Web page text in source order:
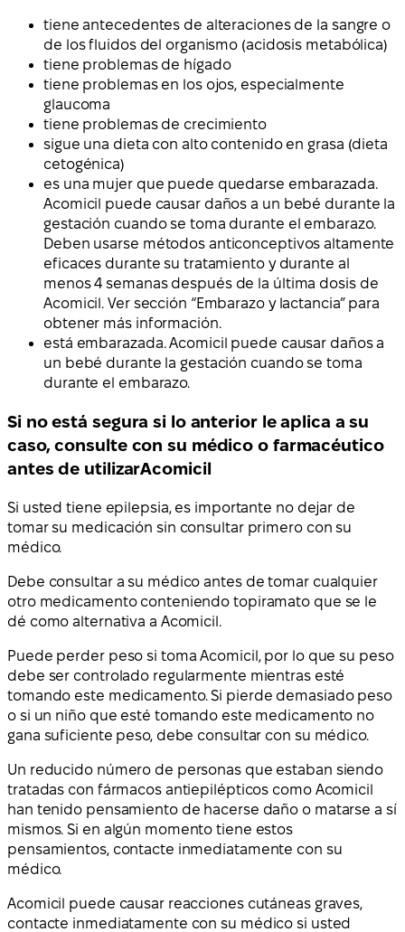
tiene antecedentes de alteraciones de la sangre o
de los fluidos del organismo (acidosis metabólica)
tiene problemas de hígado
tiene problemas en los ojos, especialmente
glaucoma
tiene problemas de crecimiento
sigue una dieta con alto contenido en grasa (dieta
cetogénica)
es una mujer que puede quedarse embarazada.
Acomicil puede causar daños a un bebé durante la
gestación cuando se toma durante el embarazo.
Deben usarse métodos anticonceptivos altamente
eficaces durante su tratamiento y durante al
menos 4 semanas después de la última dosis de
Acomicil. Ver sección “Embarazo y lactancia” para
obtener más información.
está embarazada. Acomicil puede causar daños a
un bebé durante la gestación cuando se toma
durante el embarazo.
Si no está segura si lo anterior le aplica a su
caso, consulte con su médico o farmacéutico
antes de utilizarAcomicil
Si usted tiene epilepsia, es importante no dejar de
tomar su medicación sin consultar primero con su
médico.
Debe consultar a su médico antes de tomar cualquier
otro medicamento conteniendo topiramato que se le
dé como alternativa a Acomicil.
Puede perder peso si toma Acomicil, por lo que su peso
debe ser controlado regularmente mientras esté
tomando este medicamento. Si pierde demasiado peso
o si un niño que esté tomando este medicamento no
gana suficiente peso, debe consultar con su médico.
Un reducido número de personas que estaban siendo
tratadas con fármacos antiepilépticos como Acomicil
han tenido pensamiento de hacerse daño o matarse a sí
mismos. Si en algún momento tiene estos
pensamientos, contacte inmediatamente con su
médico.
Acomicil puede causar reacciones cutáneas graves,
contacte inmediatamente con su médico si usted